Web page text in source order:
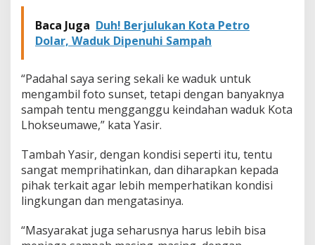
i
t
a
a
r
g
Baca Juga Duh! Berjulukan Kota Petro
Dolar, Waduk Dipenuhi Sampah
“Padahal saya sering sekali ke waduk untuk
mengambil foto sunset, tetapi dengan banyaknya
sampah tentu mengganggu keindahan waduk Kota
Lhokseumawe,” kata Yasir.
Tambah Yasir, dengan kondisi seperti itu, tentu
sangat memprihatinkan, dan diharapkan kepada
pihak terkait agar lebih memperhatikan kondisi
lingkungan dan mengatasinya.
“Masyarakat juga seharusnya harus lebih bisa